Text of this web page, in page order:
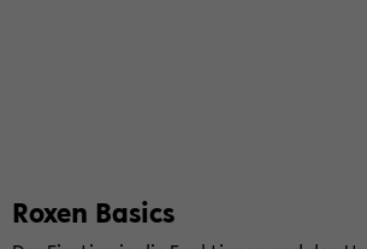
Roxen Ba­sics